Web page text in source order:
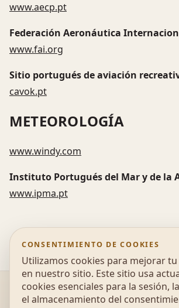
www.aecp.pt
Federación Aeronáutica
www.fai.org
Sitio portugués de aviación
cavok.pt
METEOROLOGÍA
www.windy.com
Instituto Portugués del Mar y de la
www.ipma.pt
@2026 UonAir - Escola de
Ambiental e Desportos de
CONSENTIMIENTO DE COOKIES
Utilizamos cookies para mejorar
en nuestro sitio. Este sitio usa
cookies esenciales para la sesión,
el almacenamiento del